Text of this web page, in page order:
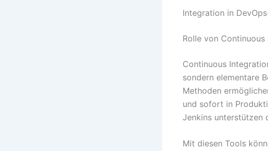
Integration in
Rolle von
Continuous
sondern elementare
Methoden
und sofort in
Jenkins unterstützen
Mit diesen Tools